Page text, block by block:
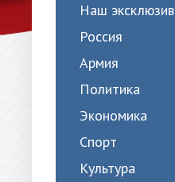
Наш эксклюзив
Россия
Армия
Политика
Экономика
Спорт
Культура